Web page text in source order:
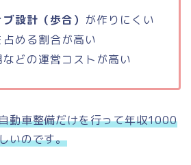
設計（歩合） が作りにくい
める割合が高い
どの運営コストが高い
動車整備だけを行って年収1000
いのです。